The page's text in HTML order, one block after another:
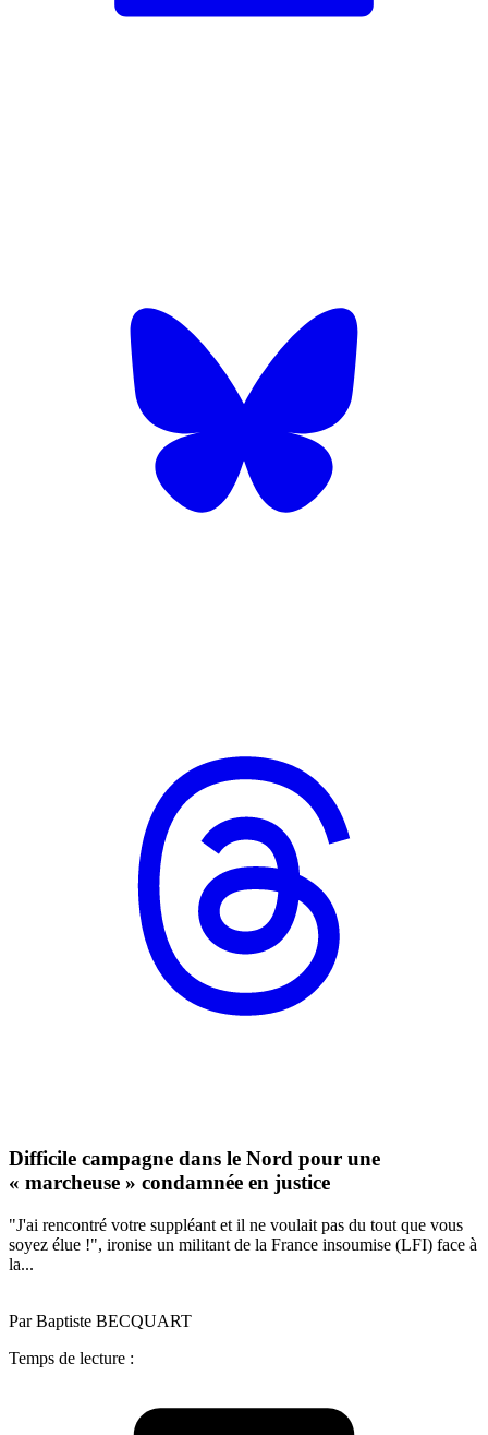
Difficile campagne dans le Nord pour une
« marcheuse » condamnée en justice
"J'ai rencontré votre suppléant et il ne voulait pas du tout que vous
soyez élue !", ironise un militant de la France insoumise (LFI) face à
la...
Par Baptiste BECQUART
Temps de lecture :